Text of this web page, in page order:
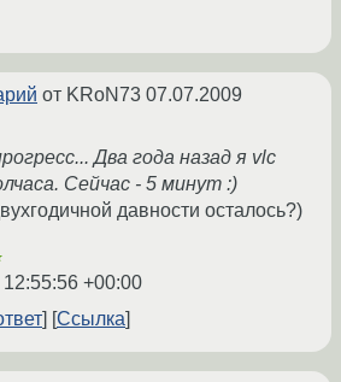
от KRoN73 07.07.2009
Два года назад я vlc
Сейчас - 5 минут :)
давности осталось?)
+00:00
Ссылка